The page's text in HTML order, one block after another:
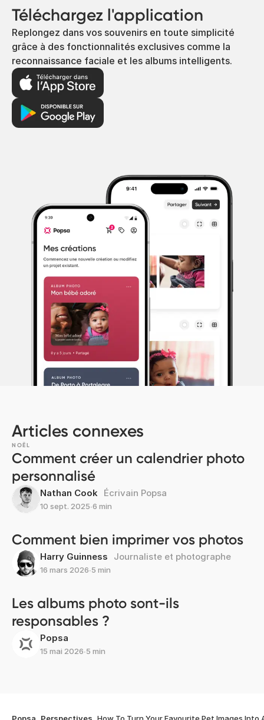
Téléchargez l'application
Replongez dans vos souvenirs en toute simplicité
grâce à des fonctionnalités exclusives comme la
reconnaissance faciale et les albums intelligents.
Articles connexes
NOËL
Comment créer un calendrier photo
personnalisé
Nathan Cook Écrivain Popsa
10 sept. 2025∙6 min
Comment bien imprimer vos photos
Harry Guinness Journaliste et photographe
16 mars 2026∙5 min
Les albums photo sont-ils
responsables ?
Popsa
15 mai 2026∙5 min